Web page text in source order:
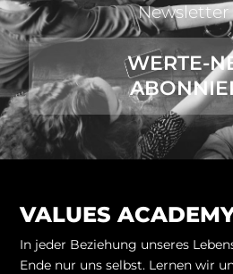
Newsletter
WERTE-
VALUES
In jeder Beziehung unseres
Ende nur uns selbst. Lernen wir